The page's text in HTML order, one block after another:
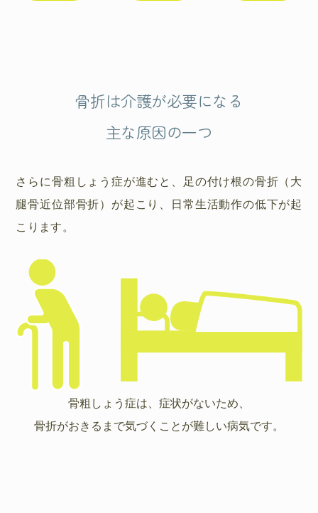
骨折は介護が必要になる
主な原因の一つ
さらに骨粗しょう症が進むと、足の付け根の骨折（大
腿骨近位部骨折）が起こり、日常生活動作の低下が起
こります。
骨粗しょう症は、症状がないため、
骨折がおきるまで気づくことが難しい病気です。